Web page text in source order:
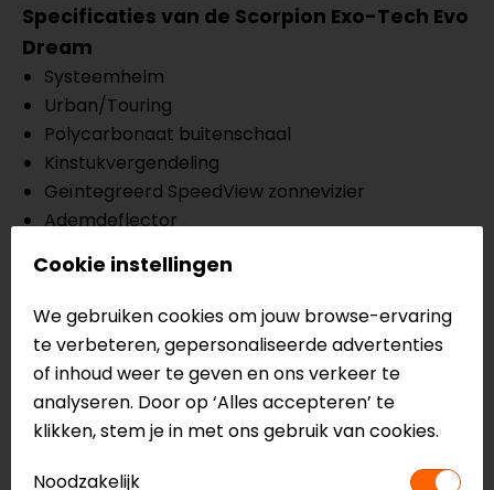
Specificaties van de Scorpion Exo-Tech Evo
Dream
Systeemhelm
Urban/Touring
Polycarbonaat buitenschaal
Kinstukvergendeling
Geïntegreerd SpeedView zonnevizier
Ademdeflector
wasbaar
Kwikfit wangkussens
Snelsluiting
Topventilatie met één drukknop
Wordt geleverd met pinlock lens
ECE 22.06, P/J homologatie
Meer informatie nodig?
Cookie instellingen
We gebruiken cookies om jouw browse-ervaring
te verbeteren, gepersonaliseerde advertenties
of inhoud weer te geven en ons verkeer te
analyseren. Door op ‘Alles accepteren’ te
klikken, stem je in met ons gebruik van cookies.
Noodzakelijk